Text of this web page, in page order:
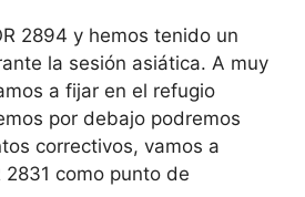
2894 y hemos tenido un
la sesión asiática. A muy
a fijar en el refugio
por debajo podremos
correctivos, vamos a
2831 como punto de